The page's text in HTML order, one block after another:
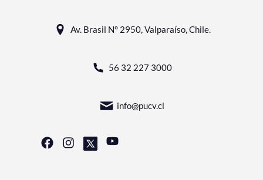
Av. Brasil N° 2950, Valparaíso, Chile.
56 32 227 3000
info@pucv.cl